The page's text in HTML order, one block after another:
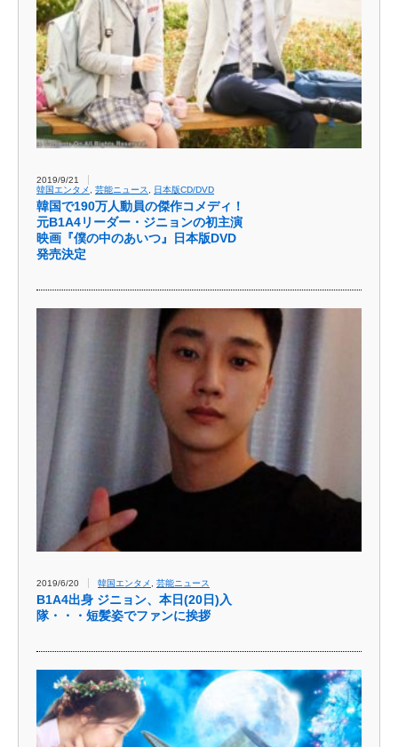
2019/9/21
韓国エンタメ
芸能ニュース 日本版CD/DVD
韓国で190万人動員の傑作コメディ！
元B1A4リーダー・ジニョンの初主演
映画『僕の中のあいつ』日本版DVD
発売決定
2019/6/20 韓国エンタメ 芸能ニュース
B1A4出身 ジニョン、本日(20日)入
隊・・・短髪姿でファンに挨拶